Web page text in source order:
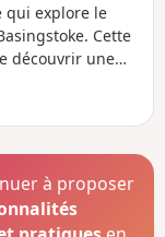
qui explore le
Cette
découvrir une
à proposer